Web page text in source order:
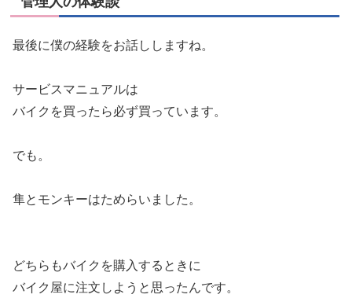
最後に僕の経験をお話ししますね。
サービスマニュアルは
バイクを買ったら必ず買っています。
でも。
隼とモンキーはためらいました。
どちらもバイクを購入するときに
バイク屋に注文しようと思ったんです。